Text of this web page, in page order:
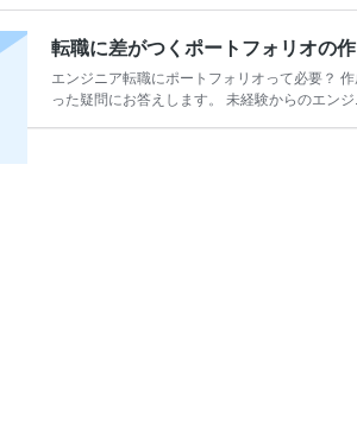
転職に差がつくポートフォリオの
エンジニア転職にポートフォリオって必要？
った疑問にお答えします。 未経験からのエン